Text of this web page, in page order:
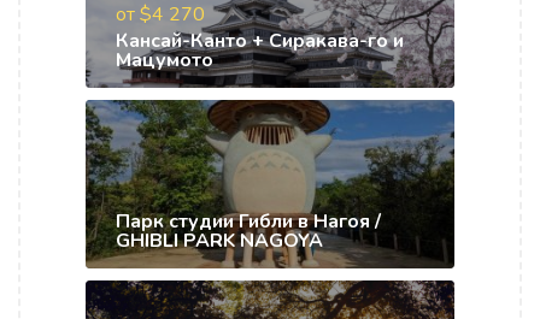
от $4 270
Кансай-Канто + Сиракава-го и
Мацумото
Парк студии Гибли в Нагоя /
GHIBLI PARK NAGOYA